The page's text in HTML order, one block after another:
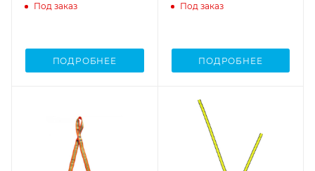
Под заказ
ПОДРОБНЕЕ
Под заказ
ПОДРОБНЕЕ